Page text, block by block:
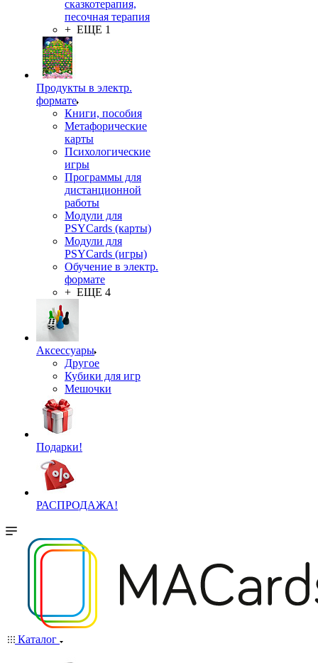
сказкотерапия,
песочная терапия
+ ЕЩЕ 1
Продукты в электр.
формате
Книги, пособия
Метафорические
карты
Психологические
игры
Программы для
дистанционной
работы
Модули для
PSYCards (карты)
Модули для
PSYCards (игры)
Обучение в электр.
формате
+ ЕЩЕ 4
Аксессуары
Другое
Кубики для игр
Мешочки
Подарки!
РАСПРОДАЖА!
Каталог